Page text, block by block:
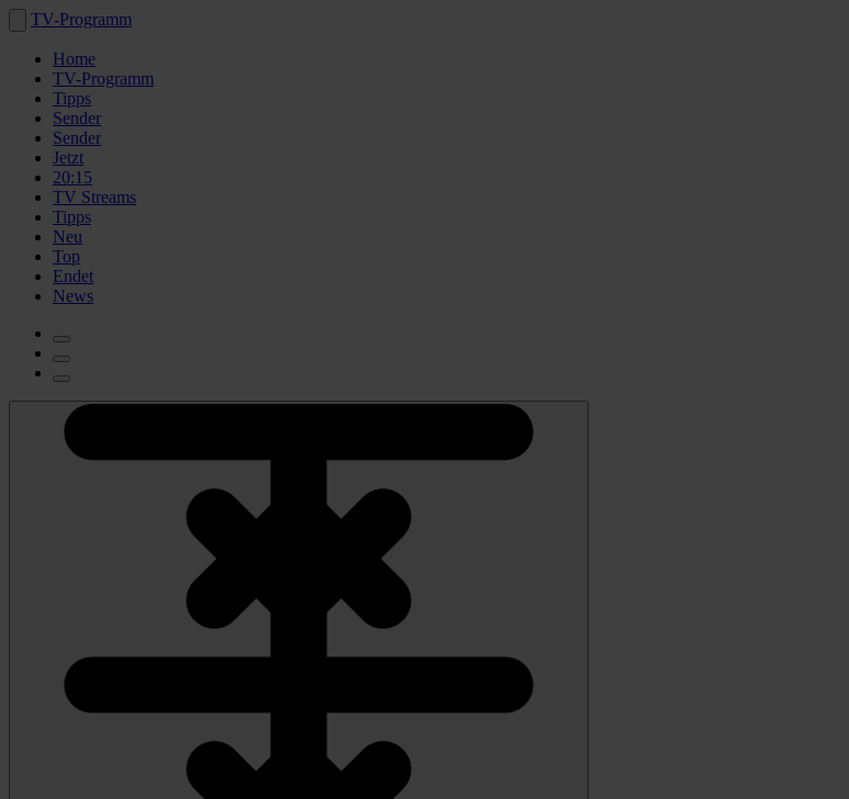
TV-Programm
Home
TV-Programm
Tipps
Sender
Sender
Jetzt
20:15
TV Streams
Tipps
Neu
Top
Endet
News